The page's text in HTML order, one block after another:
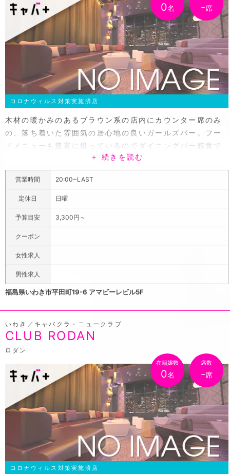
0名 -席
コロナウィルス対策実施済店
木材の暖かみのあるブラウン系の店内にカウンター席のみ
の、落ち着いた雰囲気の居心地の良いガールズバー。フー
ドメニューも豊富に扱っているのでダイニングバー感覚で
食べて飲んで楽しむことができます。シュガーは20代前半
から20代半ばくらいまでの女の子が、カワイイ「パーカー
にショートパンツ姿」でお出迎え！女の子ひとりひとりそ
れぞれ違ったカジュアルな着こなしは必見。落ち着いた雰
囲気の女の子が多いから、ガヤガヤせずゆっくりお話しし
ながらお酒を楽しみたい方に大人気！楽しみ方は飲み放題
コースとショットコースの2通り。たくさんお酒を飲みたい
方は3,000円で焼酎・ウイスキー・カクテル・ソフトドリ
ンクが60分飲み放題のコースがおススメ。ゆっくり時間を
気にせず楽しみたい方は時間無制限で楽しめるショットコ
ースがおススメです。女性のお客様はセット料金が1,000
めてご来店の方はポケパラクーポン使用でワンドリンクor
お通しをサービス中！場所はいわき駅から徒歩5分の「レン
ガ通り」沿いにあるアマーレビルというレンガ造り風の建
物の5階。同フロアにあるDOLLSの姉妹店です。
＋ 続きを読む
営業時間 20:00~LAST
定休日 日曜
予算目安 3,300円～
クーポン
女性求人
男性求人
福島県いわき市平田町19-6 アマビーレビル5F
いわき／キャバクラ・ニュークラブ
CLUB RODAN
ロダン
在籍嬢数
0名
席数
-席
コロナウィルス対策実施済店